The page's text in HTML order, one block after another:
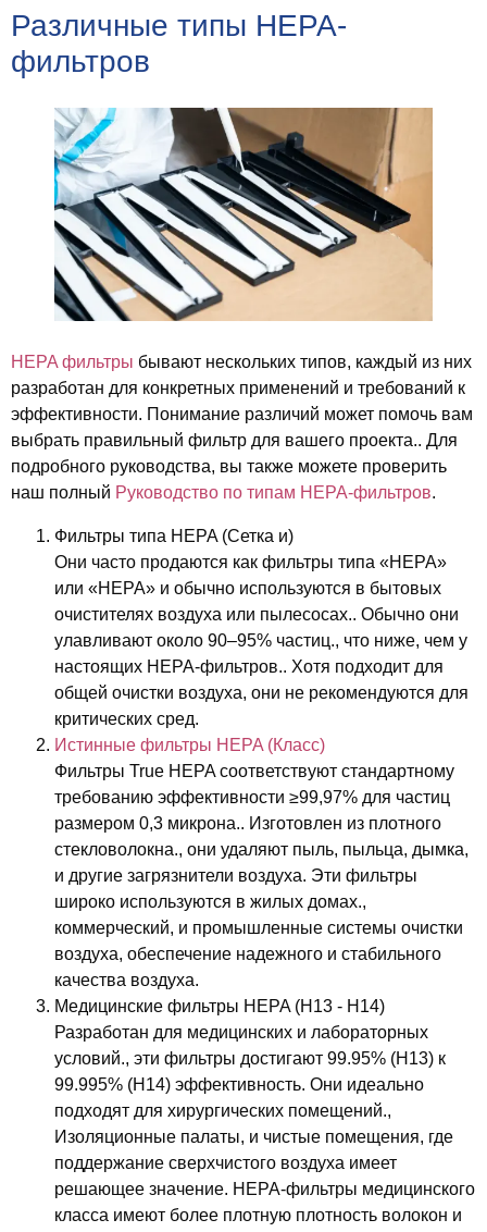
Различные типы HEPA-
фильтров
HEPA фильтры бывают нескольких типов, каждый из них
разработан для конкретных применений и требований к
эффективности. Понимание различий может помочь вам
выбрать правильный фильтр для вашего проекта.. Для
подробного руководства, вы также можете проверить
наш полный Руководство по типам HEPA-фильтров.
Фильтры типа HEPA (Сетка и)
Они часто продаются как фильтры типа «HEPA»
или «HEPA» и обычно используются в бытовых
очистителях воздуха или пылесосах.. Обычно они
улавливают около 90–95% частиц., что ниже, чем у
настоящих HEPA-фильтров.. Хотя подходит для
общей очистки воздуха, они не рекомендуются для
критических сред.
Истинные фильтры HEPA (Класс)
Фильтры True HEPA соответствуют стандартному
требованию эффективности ≥99,97% для частиц
размером 0,3 микрона.. Изготовлен из плотного
стекловолокна., они удаляют пыль, пыльца, дымка,
и другие загрязнители воздуха. Эти фильтры
широко используются в жилых домах.,
коммерческий, и промышленные системы очистки
воздуха, обеспечение надежного и стабильного
качества воздуха.
Медицинские фильтры HEPA (H13 - H14)
Разработан для медицинских и лабораторных
условий., эти фильтры достигают 99.95% (H13) к
99.995% (H14) эффективность. Они идеально
подходят для хирургических помещений.,
Изоляционные палаты, и чистые помещения, где
поддержание сверхчистого воздуха имеет
решающее значение. HEPA-фильтры медицинского
класса имеют более плотную плотность волокон и